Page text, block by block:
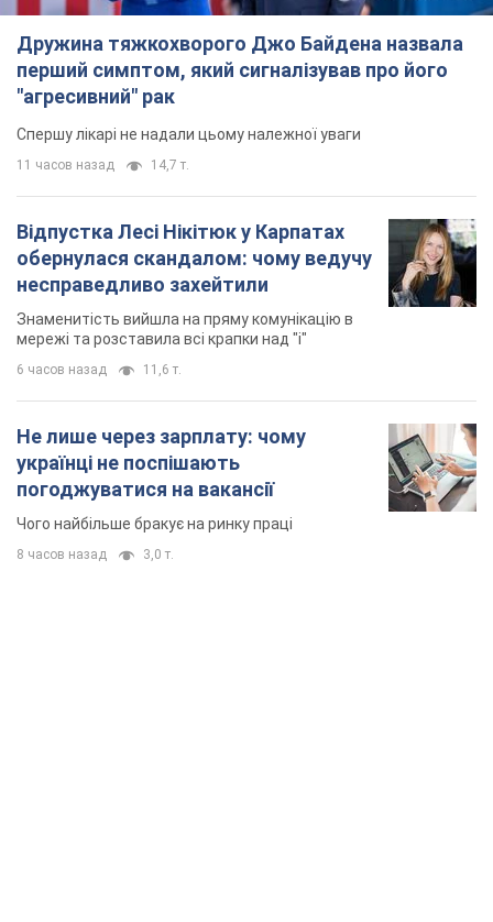
Дружина тяжкохворого Джо Байдена назвала
перший симптом, який сигналізував про його
"агресивний" рак
Спершу лікарі не надали цьому належної уваги
11 часов назад 14,7 т.
Відпустка Лесі Нікітюк у Карпатах
обернулася скандалом: чому ведучу
несправедливо захейтили
Знаменитість вийшла на пряму комунікацію в
мережі та розставила всі крапки над "і"
6 часов назад 11,6 т.
Не лише через зарплату: чому
українці не поспішають
погоджуватися на вакансії
Чого найбільше бракує на ринку праці
8 часов назад 3,0 т.